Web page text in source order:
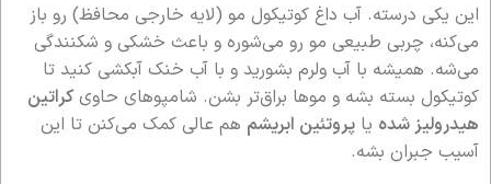
این یکی درسته. آب داغ کوتیکول مو (لایه خارجی محافظ) رو باز
می‌کنه، چربی طبیعی مو رو می‌شوره و باعث خشکی و شکنندگی
می‌شه. همیشه با آب ولرم بشورید و با آب خنک آبکشی کنید تا
کوتیکول بسته بشه و موها براق‌تر بشن. شامپوهای حاویکراتین
هیدرولیز شده یا پروتئین ابریشم هم عالی کمک می‌کنن تا این
آسیب جبران بشه.